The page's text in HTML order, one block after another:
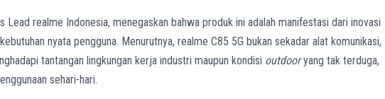
Lead realme Indonesia, menegaskan bahwa produk ini adalah manifestasi dari inovasi
nyata pengguna. Menurutnya, realme C85 5G bukan sekadar alat komunikasi,
tantangan lingkungan kerja industri maupun kondisi outdooryang tak terduga,
sehari-hari.